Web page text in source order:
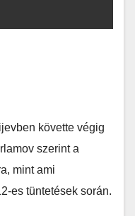
követte végig
szerint a
mint ami
es tüntetések során.